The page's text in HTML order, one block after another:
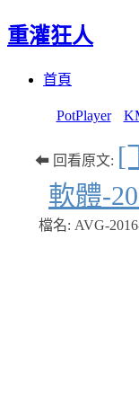
重灌狂人
首頁
PotPlayer
⬅ 回看原文: [
軟體-
檔名: AVG-